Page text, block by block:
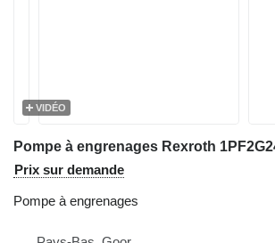
VIDÉO
Prix sur demande
Pompe à engrenages